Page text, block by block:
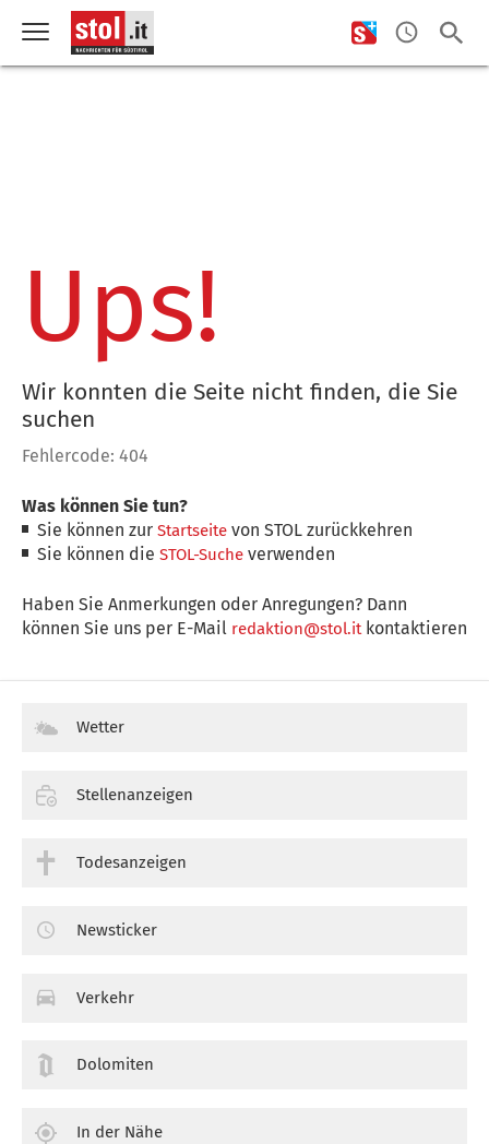
Ups!
Wir konnten die Seite nicht finden, die Sie
suchen
Fehlercode: 404
Was können Sie tun?
Sie können zurStartseite von STOL zurückkehren
Sie können dieSTOL-Suche verwenden
Haben Sie Anmerkungen oder Anregungen? Dann
können Sie uns per E-Mail redaktion@stol.itkontaktieren
Wetter
Stellenanzeigen
Todesanzeigen
Newsticker
Verkehr
Dolomiten
In der Nähe